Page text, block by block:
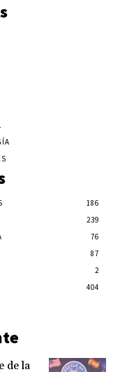
186
239
76
87
2
404
de la